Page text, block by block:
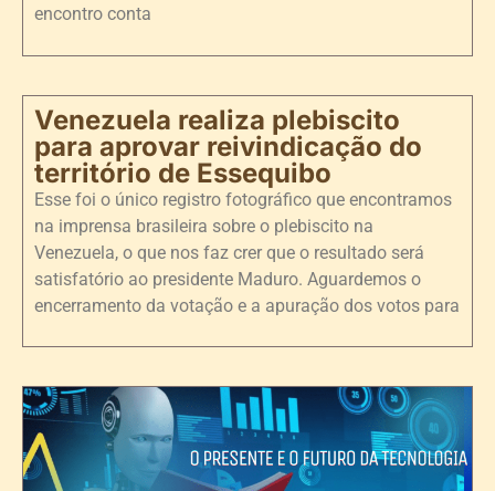
encontro conta
Venezuela realiza plebiscito
para aprovar reivindicação do
território de Essequibo
Esse foi o único registro fotográfico que encontramos
na imprensa brasileira sobre o plebiscito na
Venezuela, o que nos faz crer que o resultado será
satisfatório ao presidente Maduro. Aguardemos o
encerramento da votação e a apuração dos votos para